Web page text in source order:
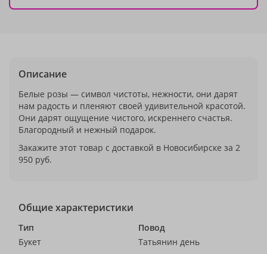
Описание
Белые розы — символ чистоты, нежности, они дарят
нам радость и пленяют своей удивительной красотой.
Они дарят ощущение чистого, искреннего счастья.
Благородный и нежный подарок.
Закажите этот товар с доставкой в Новосибирске за 2
950 руб.
Общие характеристики
Тип
Букет
Повод
Татьянин день